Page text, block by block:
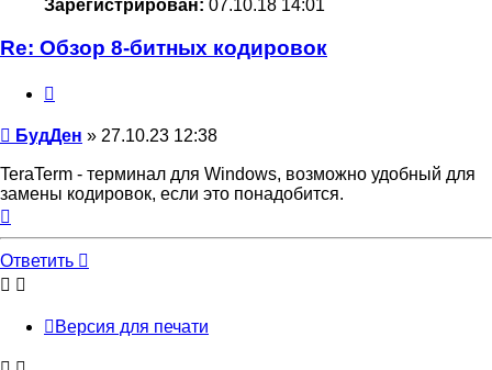
Зарегистрирован: 07.10.18 14:01
Re: Обзор 8-битных кодировок
Сообщение
БудДен » 27.10.23 12:38
TeraTerm - терминал для Windows, возможно удобный для
замены кодировок, если это понадобится.
началу
Ответить
Версия для печати